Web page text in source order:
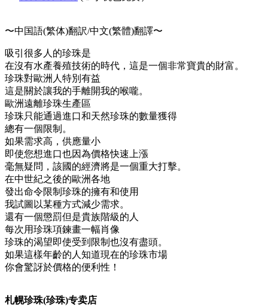
〜中国語(繁体)翻訳/中文(繁體)翻譯〜
吸引很多人的珍珠是
在沒有水產養殖技術的時代，這是一個非常寶貴的財富。
珍珠對歐洲人特別有益
這是關於讓我的手離開我的喉嚨。
歐洲遠離珍珠生產區
珍珠只能通過進口和天然珍珠的數量獲得
總有一個限制。
如果需求高，供應量小
即使您想進口也因為價格快速上漲
毫無疑問，該國的經濟將是一個重大打擊。
在中世紀之後的歐洲各地
發出命令限制珍珠的擁有和使用
我試圖以某種方式減少需求。
還有一個懲罰但是貴族階級的人
每次用珍珠項鍊畫一幅肖像
珍珠的渴望即使受到限制也沒有盡頭。
如果這樣年齡的人知道現在的珍珠市場
你會驚訝於價格的便利性！
札幌珍珠(珍珠)专卖店